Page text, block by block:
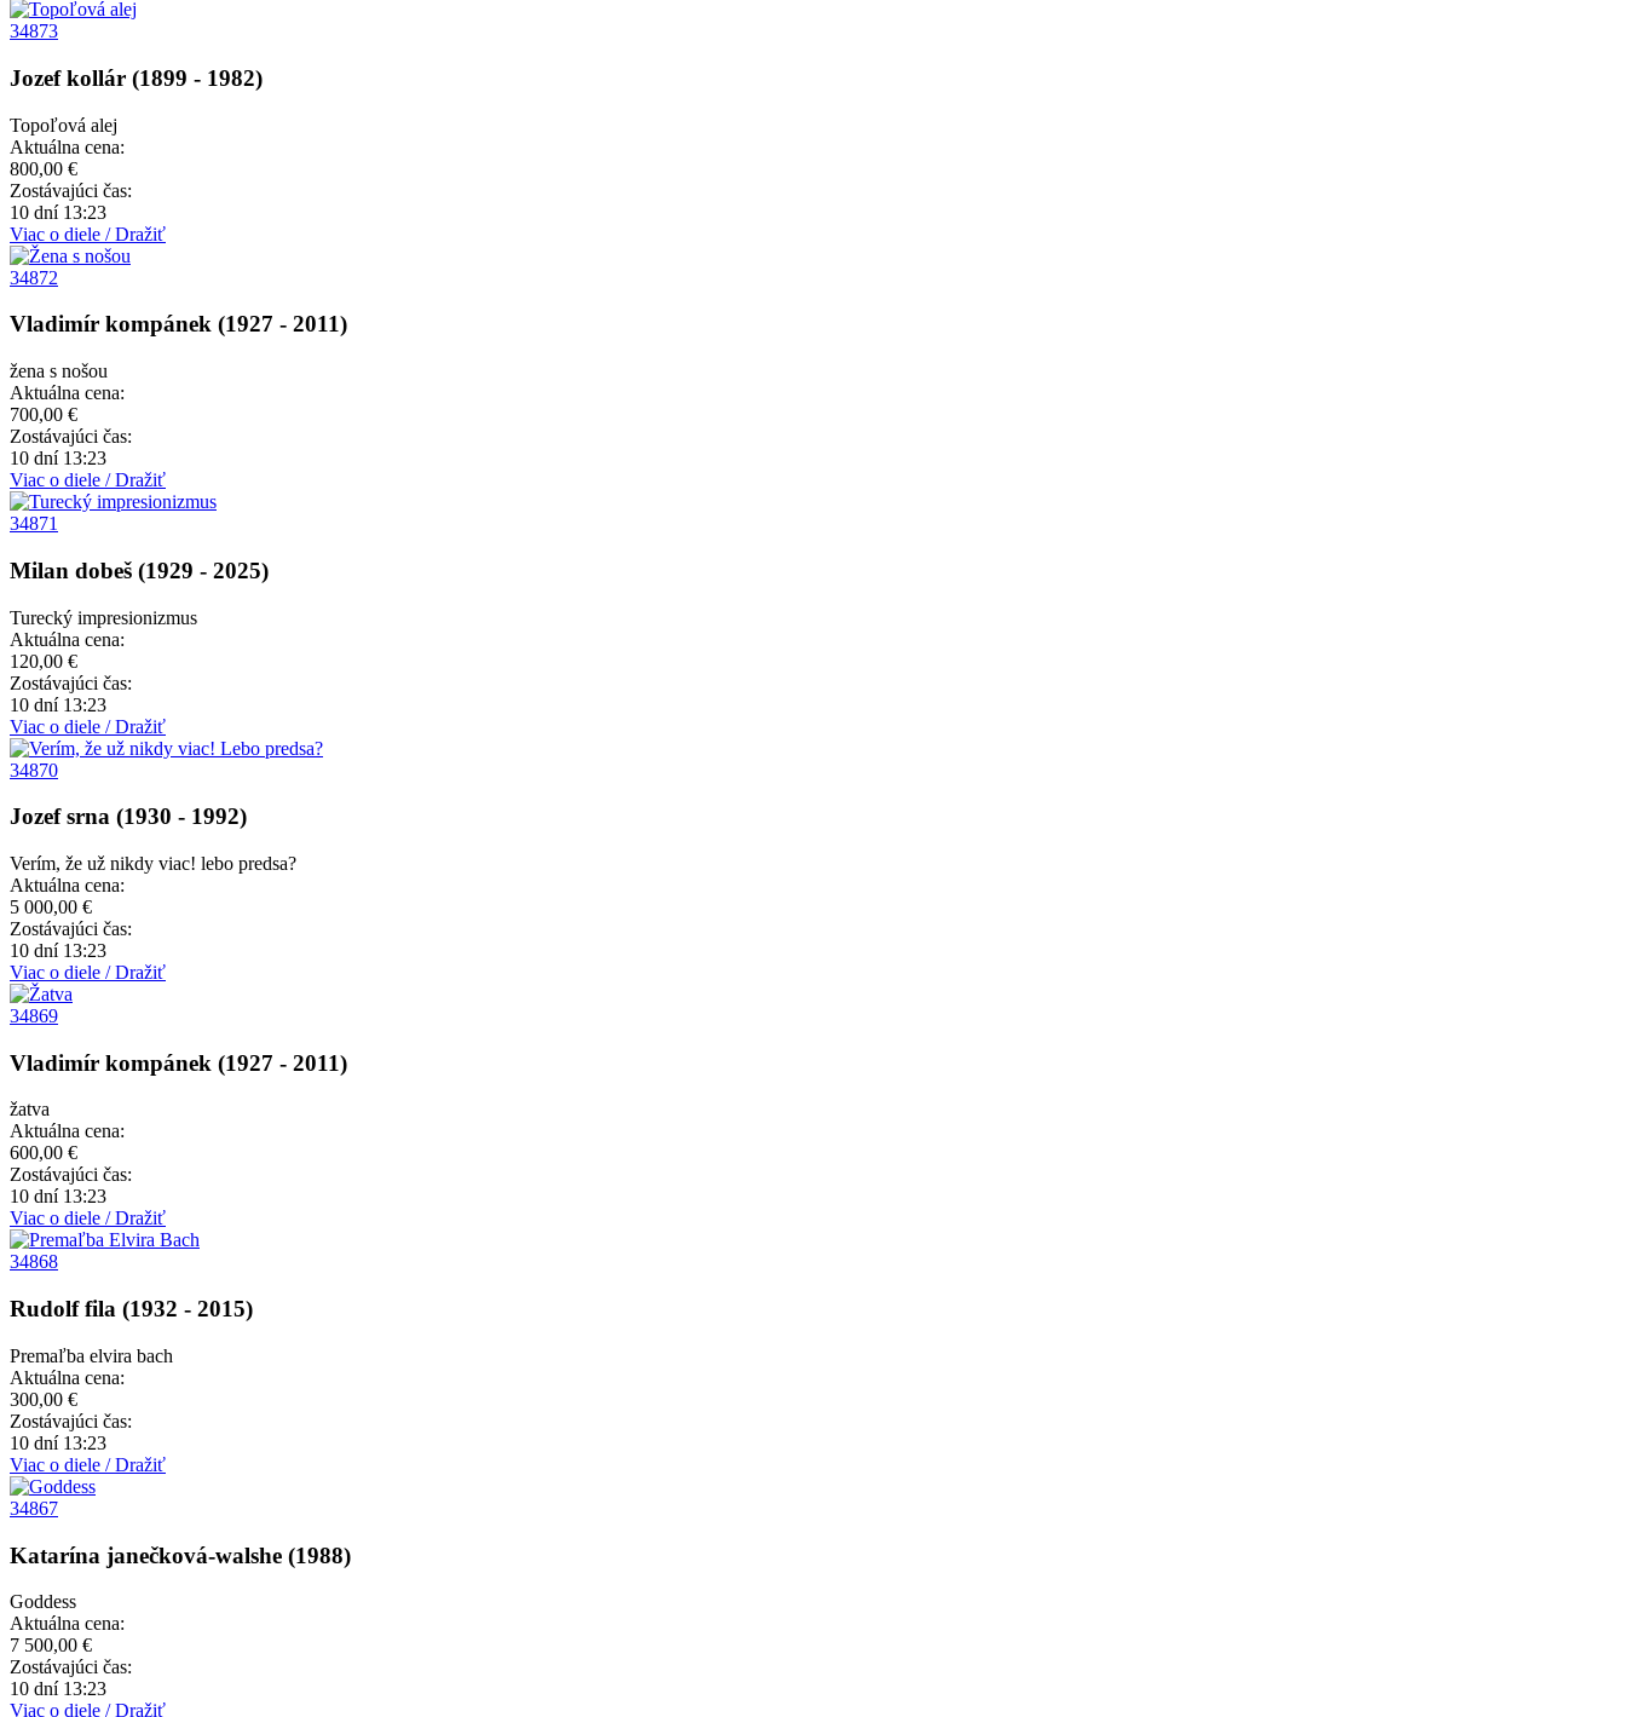
34873
Jozef kollár (1899 - 1982)
Topoľová alej
Aktuálna cena:
800,00 €
Zostávajúci čas:
10 dní 13:23
Viac o diele / Dražiť
34872
Vladimír kompánek (1927 - 2011)
žena s nošou
Aktuálna cena:
700,00 €
Zostávajúci čas:
10 dní 13:23
Viac o diele / Dražiť
34871
Milan dobeš (1929 - 2025)
Turecký impresionizmus
Aktuálna cena:
120,00 €
Zostávajúci čas:
10 dní 13:23
Viac o diele / Dražiť
34870
Jozef srna (1930 - 1992)
Verím, že už nikdy viac! lebo predsa?
Aktuálna cena:
5 000,00 €
Zostávajúci čas:
10 dní 13:23
Viac o diele / Dražiť
34869
Vladimír kompánek (1927 - 2011)
žatva
Aktuálna cena:
600,00 €
Zostávajúci čas:
10 dní 13:23
Viac o diele / Dražiť
34868
Rudolf fila (1932 - 2015)
Premaľba elvira bach
Aktuálna cena:
300,00 €
Zostávajúci čas:
10 dní 13:23
Viac o diele / Dražiť
34867
Katarína janečková-walshe (1988)
Goddess
Aktuálna cena:
7 500,00 €
Zostávajúci čas:
10 dní 13:23
Viac o diele / Dražiť